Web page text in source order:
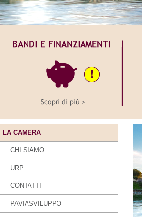
LA CAMERA
CHI SIAMO
URP
CONTATTI
PAVIASVILUPPO